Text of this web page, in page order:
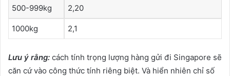
500-999kg 2,20
1000kg 2,1
Lưu ý rằng: cách tính trọng lượng hàng gửi đi Singapore sẽ
căn cứ vào công thức tính riêng biệt. Và hiển nhiên chỉ số